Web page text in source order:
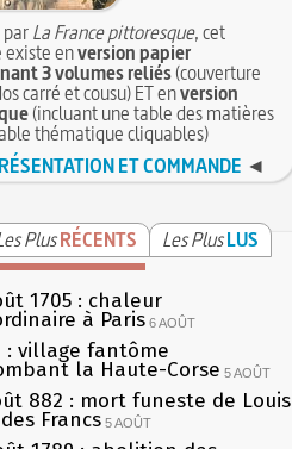
La France pittoresque, cet
existe enversion papier
3 volumes reliés(couverture
carré et cousu) ET enversion
(incluant une table des matières
thématique cliquables)
ET COMMANDE ◄
Plus RÉCENTS Les Plus LUS
1705 : chaleur
à Paris 6 AOÛT
: village fantôme
la Haute-Corse 5 AOÛT
882 : mort funeste de Louis
Francs 5 AOÛT